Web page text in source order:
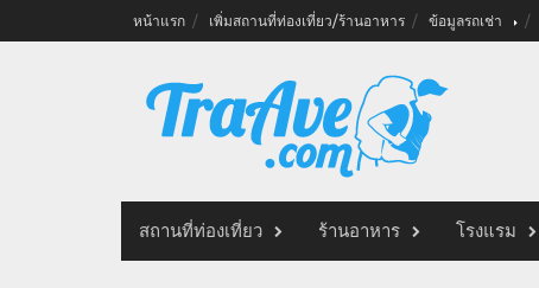
to
หน้าแรก เพิ่มสถานที่ท่องเที่ยว/ร้านอาหาร ข้อมูลรถเช่า
สถานที่ท่องเที่ยว ร้านอาหาร โรงแรม